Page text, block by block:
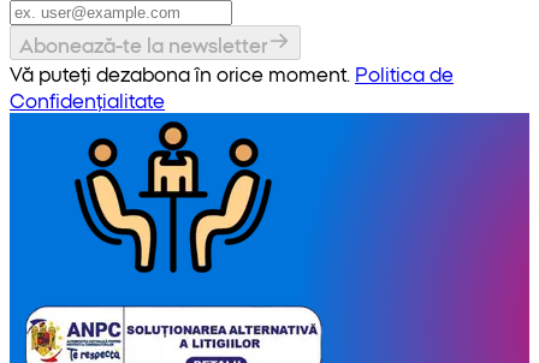
Abonează-te la newsletter
Vă puteți dezabona în orice moment. Politica de
Confidențialitate